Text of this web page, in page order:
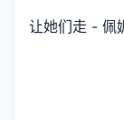
让她们走 - 佩